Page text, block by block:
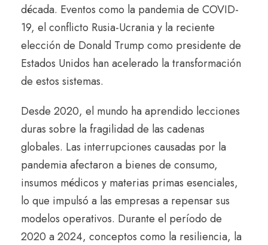
década. Eventos como la pandemia de COVID-
19, el conflicto Rusia-Ucrania y la reciente
elección de Donald Trump como presidente de
Estados Unidos han acelerado la transformación
de estos sistemas.
Desde 2020, el mundo ha aprendido lecciones
duras sobre la fragilidad de las cadenas
globales. Las interrupciones causadas por la
pandemia afectaron a bienes de consumo,
insumos médicos y materias primas esenciales,
lo que impulsó a las empresas a repensar sus
modelos operativos. Durante el período de
2020 a 2024, conceptos como la resiliencia, la